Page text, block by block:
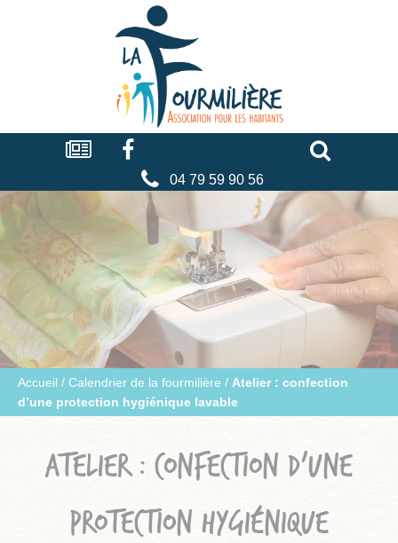
La
fourmilière
Actualités Facebook
04 79 59 90 56
Accueil / Calendrier de la fourmilière / Atelier : confection
d’une protection hygiénique lavable
ATELIER : CONFECTION D’UNE
PROTECTION HYGIÉNIQUE
Cookies management panel